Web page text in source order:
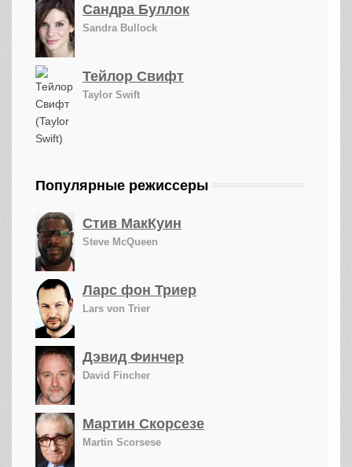
Сандра Буллок
Sandra Bullock
Тейлор Свифт
Taylor Swift
Популярные режиссеры
Стив МакКуин
Steve McQueen
Ларс фон Триер
Lars von Trier
Дэвид Финчер
David Fincher
Мартин Скорсезе
Martin Scorsese